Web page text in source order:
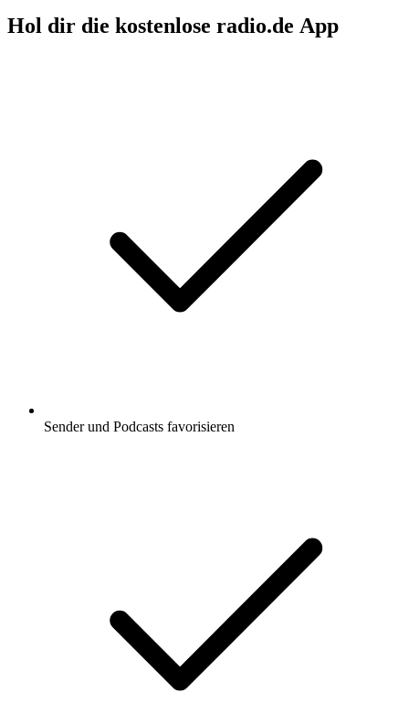
Hol dir die kostenlose radio.de App
Sender und Podcasts favorisieren